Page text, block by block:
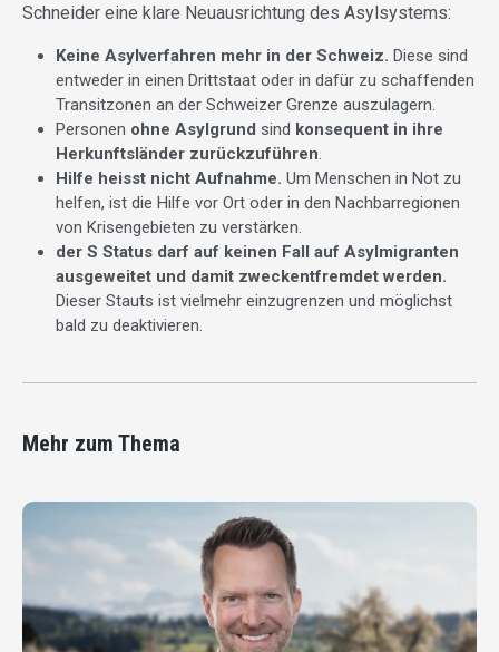
Schneider eine klare Neuausrichtung des Asylsystems:
Keine Asylverfahren mehr in der Schweiz. Diese sind
entweder in einen Drittstaat oder in dafür zu schaffenden
Transitzonen an der Schweizer Grenze auszulagern.
Personen ohne Asylgrund sind konsequent in ihre
Herkunftsländer zurückzuführen.
Hilfe heisst nicht Aufnahme. Um Menschen in Not zu
helfen, ist die Hilfe vor Ort oder in den Nachbarregionen
von Krisengebieten zu verstärken.
der S Status darf auf keinen Fall auf Asylmigranten
ausgeweitet und damit zweckentfremdet werden.
Dieser Stauts ist vielmehr einzugrenzen und möglichst
bald zu deaktivieren.
Mehr zum Thema